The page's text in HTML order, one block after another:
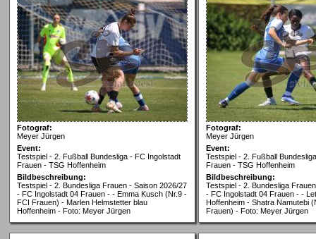
Fotograf:
Meyer Jürgen
Event:
Testspiel - 2. Fußball Bundesliga - FC Ingolstadt
Frauen - TSG Hoffenheim
Bildbeschreibung:
Testspiel - 2. Bundesliga Frauen - Saison 2026/27
- FC Ingolstadt 04 Frauen - - Emma Kusch (Nr.9 -
FCI Frauen) - Marlen Helmstetter blau
Hoffenheim - Foto: Meyer Jürgen
Fotograf:
Meyer Jürgen
Event:
Testspiel - 2. Fußball
Frauen - TSG Hoffenheim
Bildbeschreibung:
Testspiel - 2. Bundesliga
- FC Ingolstadt 04 Frauen - -
Hoffenheim - Shatra Namutebi
Frauen) - Foto: Meyer Jürgen